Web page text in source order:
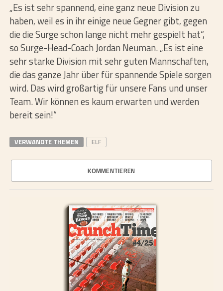
„Es ist sehr spannend, eine ganz neue Division zu
haben, weil es in ihr einige neue Gegner gibt, gegen
die die Surge schon lange nicht mehr gespielt hat“,
so Surge-Head-Coach Jordan Neuman. „Es ist eine
sehr starke Division mit sehr guten Mannschaften,
die das ganze Jahr über für spannende Spiele sorgen
wird. Das wird großartig für unsere Fans und unser
Team. Wir können es kaum erwarten und werden
bereit sein!“
VERWANDTE THEMEN ELF
KOMMENTIEREN